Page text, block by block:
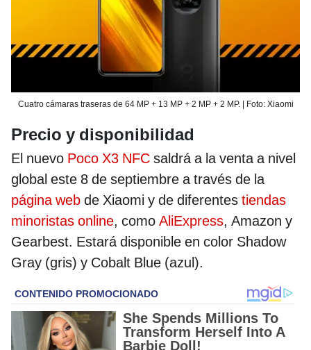
Cuatro cámaras traseras de 64 MP + 13 MP + 2 MP + 2 MP. | Foto: Xiaomi
Precio y disponibilidad
El nuevo Poco X3 NFC saldrá a la venta a nivel
global este 8 de septiembre a través de la
página web de Xiaomi y de diferentes tiendas
minoristas online, como AliExpress, Amazon y
Gearbest. Estará disponible en color Shadow
Gray (gris) y Cobalt Blue (azul).